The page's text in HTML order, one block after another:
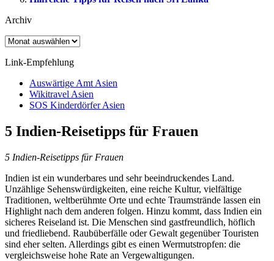
Archiv
Archiv
Link-Empfehlung
Auswärtige Amt Asien
Wikitravel Asien
SOS Kinderdörfer Asien
5 Indien-Reisetipps für Frauen
5 Indien-Reisetipps für Frauen
Indien ist ein wunderbares und sehr beeindruckendes Land.
Unzählige Sehenswürdigkeiten, eine reiche Kultur, vielfältige
Traditionen, weltberühmte Orte und echte Traumstrände lassen ein
Highlight nach dem anderen folgen. Hinzu kommt, dass Indien ein
sicheres Reiseland ist. Die Menschen sind gastfreundlich, höflich
und friedliebend. Raubüberfälle oder Gewalt gegenüber Touristen
sind eher selten. Allerdings gibt es einen Wermutstropfen: die
vergleichsweise hohe Rate an Vergewaltigungen.